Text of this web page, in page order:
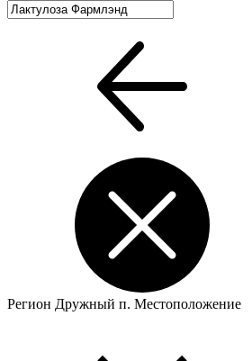
Регион Дружный п. Местоположение